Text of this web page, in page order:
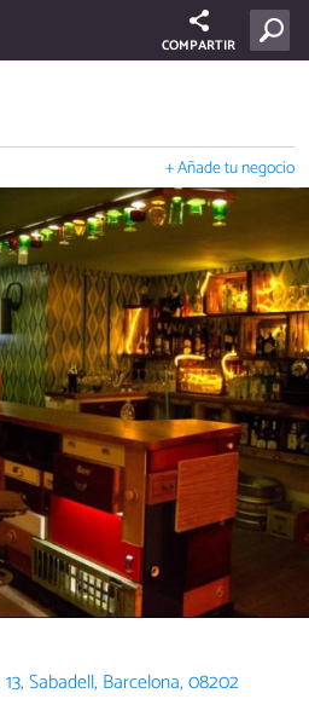
COMPARTIR
+ Añade tu negocio
Sabadell, Barcelona, 08202